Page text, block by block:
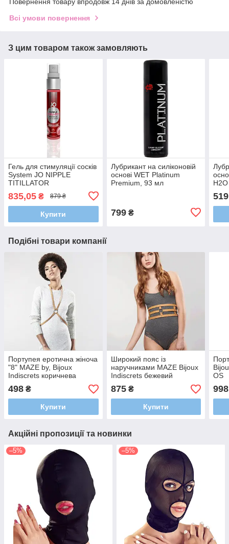
Повернення товару впродовж 14 днів за домовленістю
Всі умови повернення
З цим товаром також замовляють
Гель для стимуляції сосків
System JO NIPPLE
TITILLATOR
835,05 ₴ 879 ₴
Купити
Лубрикант на силіконовій
основі WET Platinum
Premium, 93 мл
799₴
519
Подібні товари компанії
Портупея еротична жіноча
"8" MAZE by, Bijoux
Indiscrets коричнева
498 ₴
Купити
Широкий пояс із
наручниками MAZE Bijoux
Indiscrets бежевий
875₴
Купити
OS
998
Акційні пропозиції та новинки
–5% –5%